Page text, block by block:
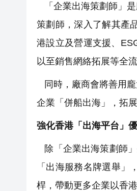
「企業出海策劃師」
策劃師，深入了解其產
港設立及營運支援、
以至銷售網絡拓展等全
同時，廠商會將善用
企業「併船出海」，拓
強化香港「出海平台」
除「企業出海策劃師
「出海服務名牌選舉
桿，帶動更多企業以香